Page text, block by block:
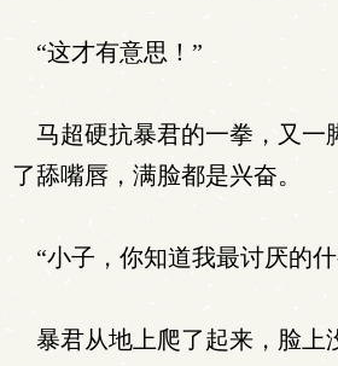
“这才有意思！”
马超硬抗暴君的一拳，又一
了舔嘴唇，满脸都是兴奋。
“小子，你知道我最讨厌的
暴君从地上爬了起来，脸上